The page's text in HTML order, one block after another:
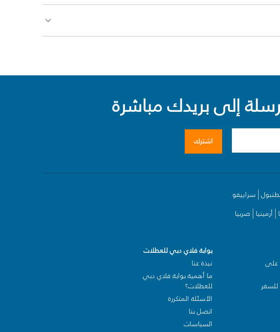
إلى بريدك مباشرة
اشترك
سراييفو
أرمينيا صربيا
على
بوابة فلاي دبي للعطلات
نبذة عنا
ما أهمية بوابة فلاي دبي
للعطلات؟
الأسئلة المتكررة
اتصل بنا
السياسات